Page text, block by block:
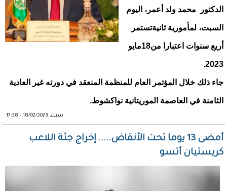
الدكتور محمد ولد أعمر، اليوم
السبت، لمأمورية ثانيةتستمر
أربع سنوات اعتبارا من18مايو
2023.
جاء ذلك خلال المؤتمر العام للمنظمة المنعقد في دورته غير العادية
الثامنة في العاصمة الموريتانية نواكشوط.
سبت, 18/02/2023 - 17:38
أمضى 13 يوما تحت الأنقاض..... إخراج جثة اللاعب
كريستيان أتسو